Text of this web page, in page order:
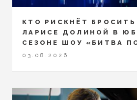
КТО РИСКНЁТ
ЛАРИСЕ ДОЛИНОЙ В
СЕЗОНЕ ШОУ «БИТВА
03.08.2026